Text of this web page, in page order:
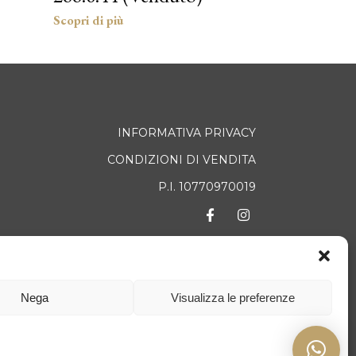
Nega Visualizza le preferenze
INFORMATIVA PRIVACY
CONDIZIONI DI VENDITA
P.I. 10770970019